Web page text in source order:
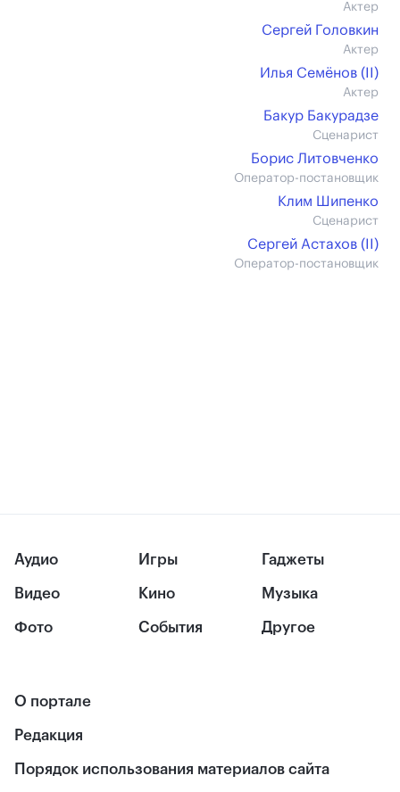
Актер
Сергей Головкин
Актер
Илья Семёнов (II)
Актер
Бакур Бакурадзе
Сценарист
Борис Литовченко
Оператор-постановщик
Клим Шипенко
Сценарист
Сергей Астахов (II)
Оператор-постановщик
Аудио
Видео
Фото
Игры
Кино
События
Гаджеты
Музыка
Другое
О портале
Редакция
Порядок использования материалов сайта